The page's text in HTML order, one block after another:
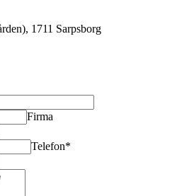
1711 Sarpsborg
Firma
Telefon*